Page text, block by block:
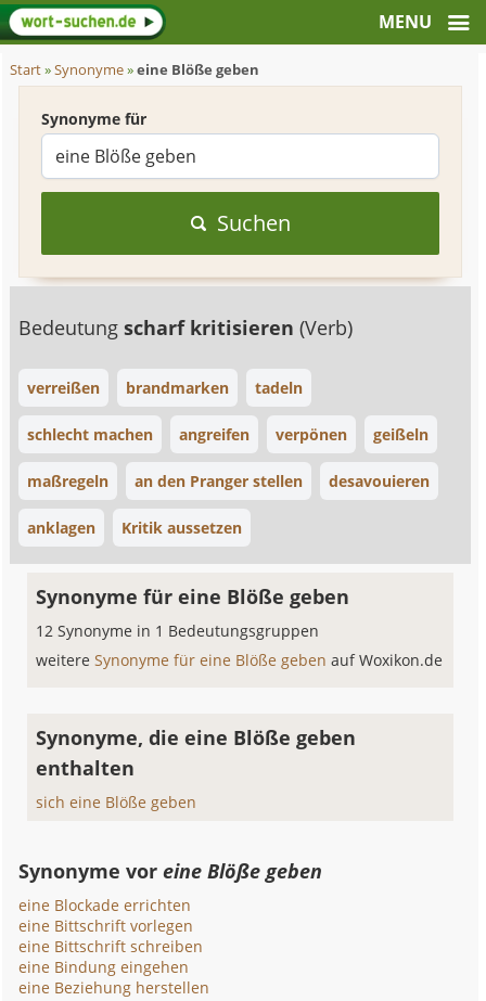
Start»Synonyme»eine Blöße geben
Synonyme für
Suchen
Bedeutungscharf kritisieren(Verb)
verreißen brandmarken tadeln
schlecht machen angreifen verpönen geißeln
maßregeln an den Pranger stellen desavouieren
anklagen Kritik aussetzen
Synonyme für eine Blöße geben
12 Synonyme in 1 Bedeutungsgruppen
weitereSynonyme für eine Blöße gebenauf Woxikon.de
Synonyme, die eine Blöße geben
enthalten
sich eine Blöße geben
Synonyme voreine Blöße geben
eine Blockade errichten
eine Bittschrift vorlegen
eine Bittschrift schreiben
eine Bindung eingehen
eine Beziehung herstellen